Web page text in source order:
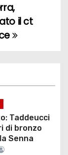
il ct
Taddeucci
di bronzo
Senna